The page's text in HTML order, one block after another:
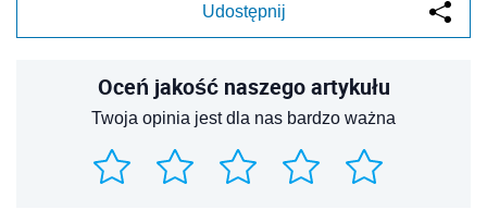
Udostępnij
Oceń jakość naszego artykułu
Twoja opinia jest dla nas bardzo ważna